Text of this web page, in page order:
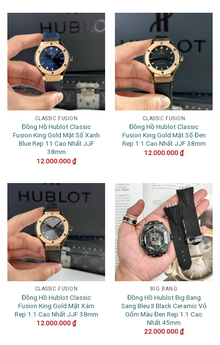
CLASSIC FUSION
Đồng Hồ Hublot Classic
Fusion King Gold Mặt Số Xanh
Blue Rep 11 Cao Nhất JJF
38mm
12.000.000₫
CLASSIC FUSION
Đồng Hồ Hublot Classic
Fusion King Gold Mặt Số Đen
Rep 1:1 Cao Nhất JJF 38mm
12.000.000₫
CLASSIC FUSION
Đồng Hồ Hublot Classic
Fusion King Gold Mặt Xám
Rep 1:1 Cao Nhất JJF 38mm
12.000.000₫
BIG BANG
Đồng Hồ Hublot Big Bang
Sang Bleu II Black Ceramic Vỏ
Gốm Màu Đen Rep 1:1 Cao
Nhất 45mm
22.000.000₫